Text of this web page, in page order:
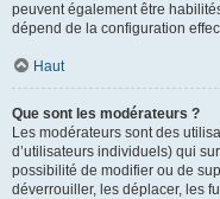
peuvent également être
dépend de la configuration
Haut
Que sont les modérateurs ?
Les modérateurs sont des
d’utilisateurs individuels) qui
possibilité de modifier ou de
déverrouiller, les déplacer, les